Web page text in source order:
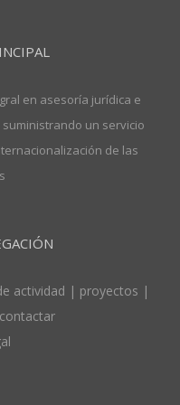
en asesoría jurídica e
un servicio
de las
actividad | proyectos |
contactar